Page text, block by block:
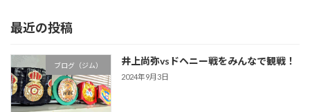
最近の投稿
ブログ（ジム） 井上尚弥vsドヘニー戦をみんなで観戦！
2024年9月3日